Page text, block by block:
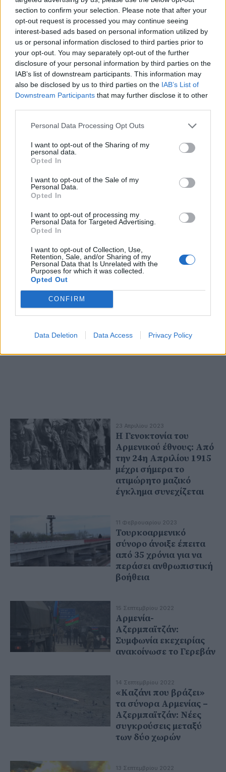
section to confirm your selection. Please note that after your
opt-out request is processed you may continue seeing
interest-based ads based on personal information utilized by
us or personal information disclosed to third parties prior to
your opt-out. You may separately opt-out of the further
disclosure of your personal information by third parties on the
IAB’s list of downstream participants. This information may
also be disclosed by us to third parties on the IAB’s List of
Downstream Participants that may further disclose it to other
Personal Data Processing Opt Outs
I want to opt-out of the Sharing of my
personal data.
Opted In
I want to opt-out of the Sale of my
Personal Data.
Opted In
I want to opt-out of processing my
Personal Data for Targeted Advertising.
Opted In
I want to opt-out of Collection, Use,
Retention, Sale, and/or Sharing of my
Personal Data that Is Unrelated with the
Purposes for which it was collected.
Opted Out
CONFIRM
Data Deletion Data Access Privacy Policy
Ημέρα Μνήμης της
Γενοκτονίας των
Αρμενίων στη Μ.Ε.
Pegasus στην Αρμενία:
Καταγγελίες για
παρακολουθήσεις με
παράνομο λογισμικό
23 Απριλίου 2023
Η Γενοκτονία του
Αρμενικού έθνους: Από
την 24η Απριλίου 1915
μέχρι σήμερα το
ατιμώρητο μαζικό
έγκλημα συνεχίζεται
11 Φεβρουαρίου 2023
Τουρκοαρμενικό
σύνορο άνοιξε έπειτα
από 35 χρόνια για να
περάσει ανθρωπιστική
βοήθεια
15 Σεπτεμβρίου 2022
Αρμενία-
Αζερμπαϊτζάν:
Συμφωνία εκεχειρίας
ανακοίνωσε το Γερεβάν
14 Σεπτεμβρίου 2022
«Καζάνι που βράζει»
τα σύνορα Αρμενίας –
Αζερμπαϊτζάν: Νέες
συγκρούσεις μεταξύ
των δύο χωρών
13 Σεπτεμβρίου 2022